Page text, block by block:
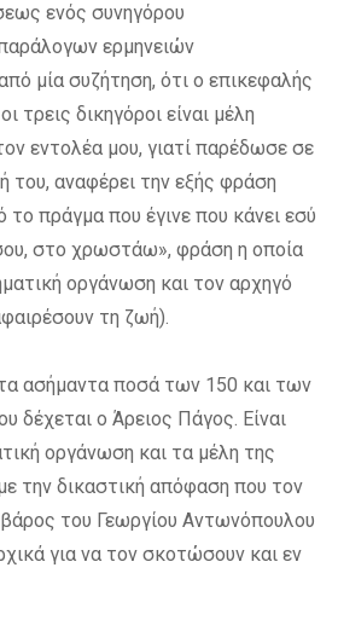
ενός συνηγόρου
ερμηνειών
μία συζήτηση, ότι ο επικεφαλής
δικηγόροι είναι μέλη
εντολέα μου, γιατί παρέδωσε σε
αναφέρει την εξής φράση
πράγμα που έγινε που κάνει εσύ
στο χρωστάω», φράση η οποία
οργάνωση και τον αρχηγό
τη ζωή).
ασήμαντα ποσά των 150 και των
δέχεται ο Άρειος Πάγος. Είναι
οργάνωση και τα μέλη της
την δικαστική απόφαση που τον
του Γεωργίου Αντωνόπουλου
για να τον σκοτώσουν και εν